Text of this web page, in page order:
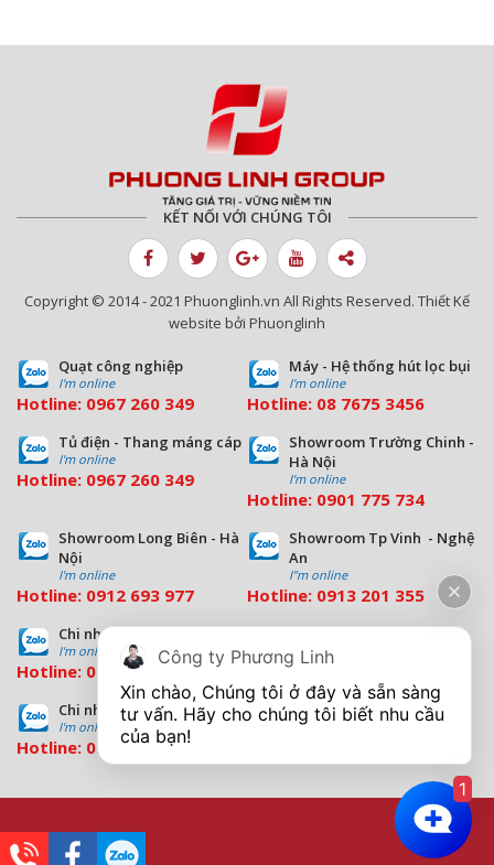
KẾT NỐI VỚI CHÚNG TÔI
Copyright © 2014 - 2021 Phuonglinh.vn All Rights Reserved. Thiết Kế
website bởi Phuonglinh
Quạt công nghiệp
I'm online
Hotline: 0967 260 349
Máy - Hệ thống hút lọc bụi
I'm online
Hotline: 08 7675 3456
Tủ điện - Thang máng cáp
I'm online
Hotline: 0967 260 349
Showroom Trường Chinh -
Hà Nội
I'm online
Hotline: 0901 775 734
Showroom Long Biên - Hà
Nội
I'm online
Hotline: 0912 693 977
Showroom Tp Vinh - Nghệ
An
I''m online
Hotline: 0913 201 355
Chi nhánh Đà Nẵng
I'm online
Hotline: 0963 544 563
Chi nhánh Hồ Chí Minh
I'm online
Hotline:
Chi nhánh Bình Dương
I'm online
Hotline: 0933 569 039
Công ty Phương Linh
Xin chào, Chúng tôi ở đây và sẵn sàng
tư vấn. Hãy cho chúng tôi biết nhu cầu
1